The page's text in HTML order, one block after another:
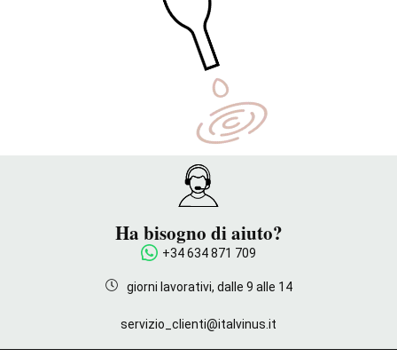
Ha bisogno di aiuto?
+34 634 871 709
giorni lavorativi, dalle 9 alle 14
servizio_clienti@italvinus.it